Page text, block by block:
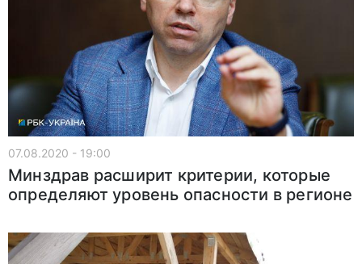
07.08.2020 - 19:00
Минздрав расширит критерии, которые
определяют уровень опасности в регионе